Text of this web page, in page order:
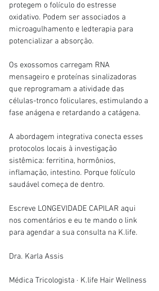
protegem o folículo do estresse
oxidativo. Podem ser associados a
microagulhamento e ledterapia para
potencializar a absorção.
Os exossomos carregam RNA
mensageiro e proteínas sinalizadoras
que reprogramam a atividade das
células-tronco foliculares, estimulando a
fase anágena e retardando a catágena.
A abordagem integrativa conecta esses
protocolos locais à investigação
sistêmica: ferritina, hormônios,
inflamação, intestino. Porque folículo
saudável começa de dentro.
Escreve LONGEVIDADE CAPILAR aqui
nos comentários e eu te mando o link
para agendar a sua consulta na K.life.
Dra. Karla Assis
Médica Tricologista · K.life Hair Wellness